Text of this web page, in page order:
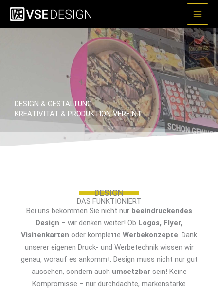
Zum
Inhalt
springen
DESIGN & GESTALTUNG
KREATIVITÄT & PRODUKTION VEREINT
DESIGN
DAS FUNKTIONIERT
Bei uns bekommen Sie nicht nur beeindruckendes
Design – wir denken weiter! Ob Logos, Flyer,
Visitenkarten oder komplette Werbekonzepte. Dank
unserer eigenen Druck- und Werbetechnik wissen wir
genau, worauf es ankommt. Design muss nicht nur gut
aussehen, sondern auch umsetzbarsein! Keine
Kompromisse – nur durchdachte, markenstarke